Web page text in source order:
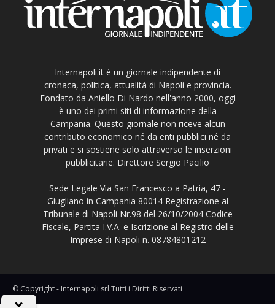
Internapoli.it è un giornale indipendente di
cronaca, politica, attualità di Napoli e provincia.
Fondato da Aniello Di Nardo nell'anno 2000, oggi
è uno dei primi siti di informazione della
Campania. Questo giornale non riceve alcun
contributo economico né da enti pubblici né da
privati e si sostiene solo attraverso le inserzioni
pubblicitarie. Direttore Sergio Pacilio
Sede Legale Via San Francesco a Patria, 47 -
Giugliano in Campania 80014 Registrazione al
Tribunale di Napoli Nr.98 del 26/10/2004 Codice
Fiscale, Partita I.V.A. e Iscrizione al Registro delle
Imprese di Napoli n. 08784801212
© Copyright - Internapoli srl Tutti i Diritti Riservati